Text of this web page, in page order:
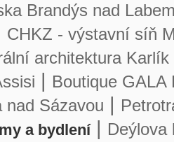
Brandýs nad
CHKZ - výstavní síň
architektura Karlík
| Boutique GALA
nad Sázavou |
a bydlení| Deýlova